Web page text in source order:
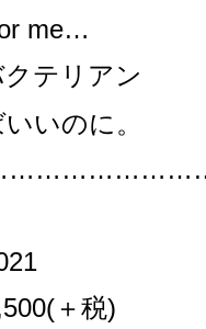
me…
テリアン
いのに。
＋税)